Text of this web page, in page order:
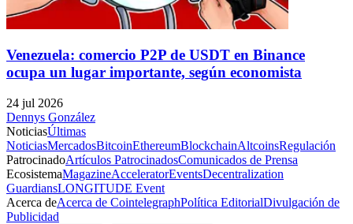
Venezuela: comercio P2P de USDT en Binance
ocupa un lugar importante, según economista
24 jul 2026
Dennys González
NoticiasÚltimas
NoticiasMercadosBitcoinEthereumBlockchainAltcoinsRegulación
PatrocinadoArtículos PatrocinadosComunicados de Prensa
EcosistemaMagazineAcceleratorEventsDecentralization
GuardiansLONGITUDE Event
Acerca deAcerca de CointelegraphPolítica EditorialDivulgación de
Publicidad